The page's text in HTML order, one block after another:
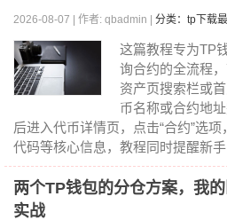
2026-08-07 | 作者: qbadmin | 分类：tp下载
这篇教程专为TP
询合约的全流程
资产页搜索栏或
币名称或合约地
后进入代币详情页，点击“合约”选
代码等核心信息，教程同时提醒新
两个TP钱包的分仓方案，我
实战